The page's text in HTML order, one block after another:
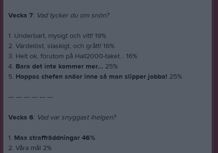
Vecka 7: Vad tycker du om snön?
1. Underbart, mysigt och vitt! 19%
2. Värdelöst, slaskigt, och grått! 16%
3. Helt ok, förutom på Hall2000-taket... 16%
4. Bara det inte kommer mer... 25%
5. Hoppas chefen snöar inne så man slipper jobba! 25%
--- --- --- --- --- ---
Vecka 6: Vad var snyggast ihelgen?
1. Max straffräddningar 46%
2. Våra mål 2%